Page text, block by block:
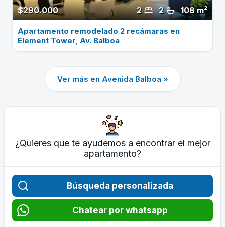
$290.000 108 m²
2
2
Apartamento remodelado 2 recámaras en
Element Tower, Av. Balboa
Ver más en Avenida Balboa »
¿Quieres que te ayudemos a encontrar el mejor
apartamento?
Búsqueda personalizada
Chatear por whatsapp